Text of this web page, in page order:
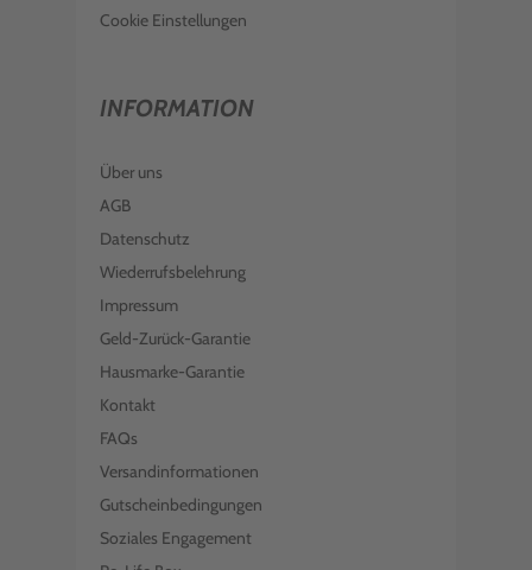
Cookie Einstellungen
INFORMATION
Über uns
AGB
Datenschutz
Wiederrufsbelehrung
Impressum
Geld-Zurück-Garantie
Hausmarke-Garantie
Kontakt
FAQs
Versandinformationen
Gutscheinbedingungen
Soziales Engagement